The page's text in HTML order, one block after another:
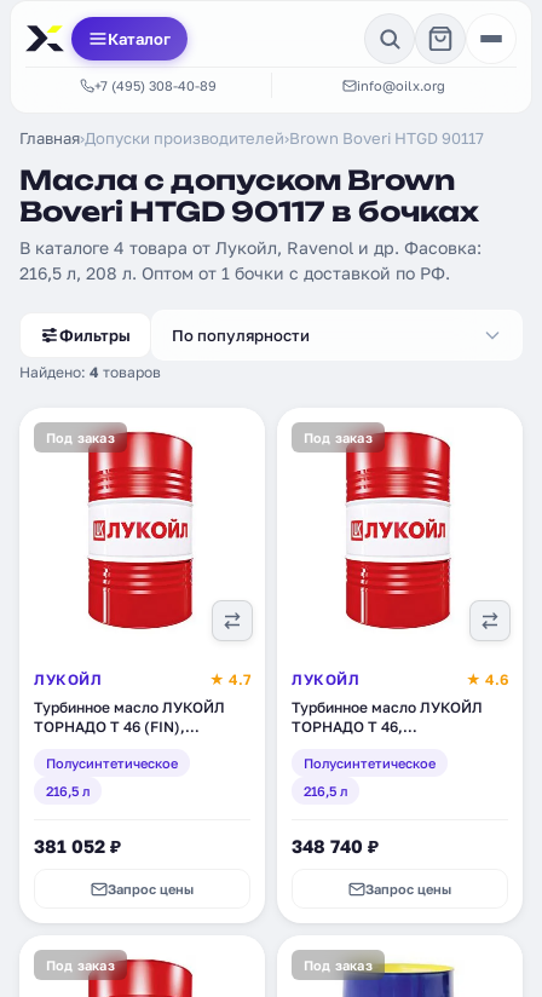
Каталог
+7 (495) 308-40-89 info@oilx.org
Главная›Допуски производителей›Brown Boveri HTGD 90117
Масла с допуском Brown
Boveri HTGD 90117 в бочках
В каталоге 4 товара от Лукойл, Ravenol и др. Фасовка:
216,5 л, 208 л. Оптом от 1 бочки с доставкой по РФ.
Фильтры
Найдено: 4 товаров
По популярности
Под заказ
ЛУКОЙЛ
★ 4.7
Турбинное масло ЛУКОЙЛ
ТОРНАДО Т 46 (FIN),
(1654293)
Полусинтетическое
216,5 л
381 052 ₽
Запрос цены
Под заказ
ЛУКОЙЛ
★ 4.6
Турбинное масло ЛУКОЙЛ
ТОРНАДО Т 46,
(205928)
Полусинтетическое
216,5 л
348 740 ₽
Запрос цены
Под заказ Под заказ